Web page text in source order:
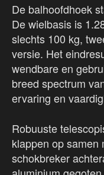
De balhoofdhoek
De wielbasis is
slechts 100 kg,
versie. Het
wendbare en
breed spectrum
ervaring en
Robuuste
klappen op samen
schokbreker